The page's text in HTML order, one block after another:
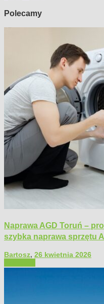
Polecamy
Naprawa AGD Toruń –
szybka naprawa sprzętu
Bartosz, 26 kwietnia 2026